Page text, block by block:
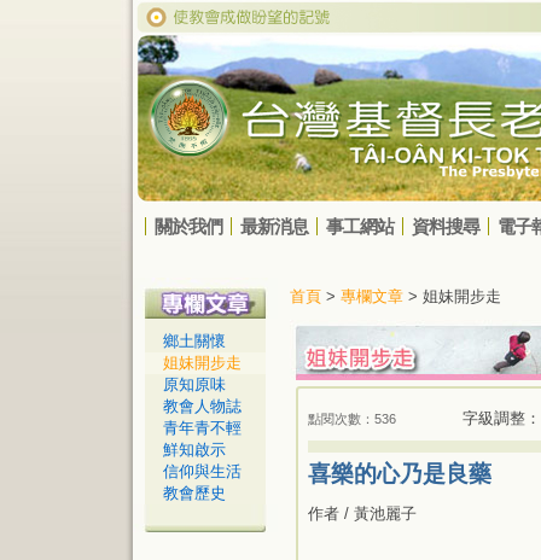
關於我們 最新消息 事工網站 資料搜尋 電子
鄉土關懷
姐妹開步走
原知原味
教會人物誌
青年青不輕
鮮知啟示
信仰與生活
教會歷史
首頁 > 專欄文章 > 姐妹開步走
點閱次數：536 字級調整：
喜樂的心乃是良藥
作者 / 黃池麗子